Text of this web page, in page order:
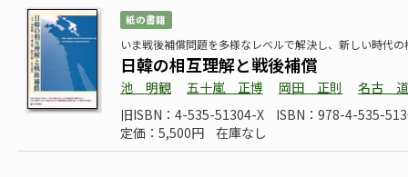
紙の書籍
いま戦後補償問題を多様なレベルで解決し、新しい時代の
日韓の相互理解と戦後補償
池 明観 五十嵐 正博 岡田 正則
名古
旧ISBN：4-535-51304-X
ISBN：978-4-535-
定価：5,500円
在庫なし